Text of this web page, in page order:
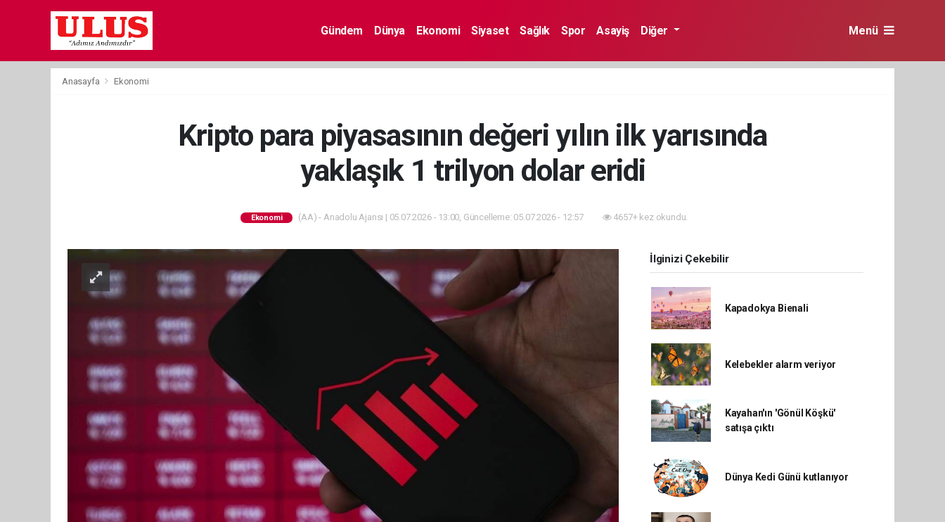
Gündem Dünya Ekonomi Siyaset Sağlık Spor Asayiş Diğer Menü
Anasayfa Ekonomi
Kripto para piyasasının değeri yılın ilk yarısında
yaklaşık 1 trilyon dolar eridi
Ekonomi (AA) - Anadolu Ajansı | 05.07.2026 - 13:00, Güncelleme: 05.07.2026 - 12:57 4657+ kez okundu.
İlginizi Çekebilir
Kapadokya Bienali
Kelebekler alarm veriyor
Kayahan'ın 'Gönül Köşkü'
satışa çıktı
Dünya Kedi Günü kutlanıyor